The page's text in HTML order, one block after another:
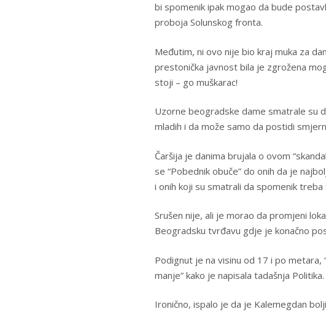
bi spomenik ipak mogao da bude
proboja Solunskog fronta.
Međutim, ni ovo nije bio kraj muka za
prestonička javnost bila je zgrožena
stoji – go muškarac!
Uzorne beogradske dame smatrale su
mladih i da može samo da postidi
Čaršija je danima brujala o ovom
se “Pobednik obuče” do onih da je
i onih koji su smatrali da spomenik
Srušen nije, ali je morao da promjeni
Beogradsku tvrđavu gdje je konačno
Podignut je na visinu od 17 i po
manje” kako je napisala tadašnja Politika.
Ironično, ispalo je da je Kalemegdan